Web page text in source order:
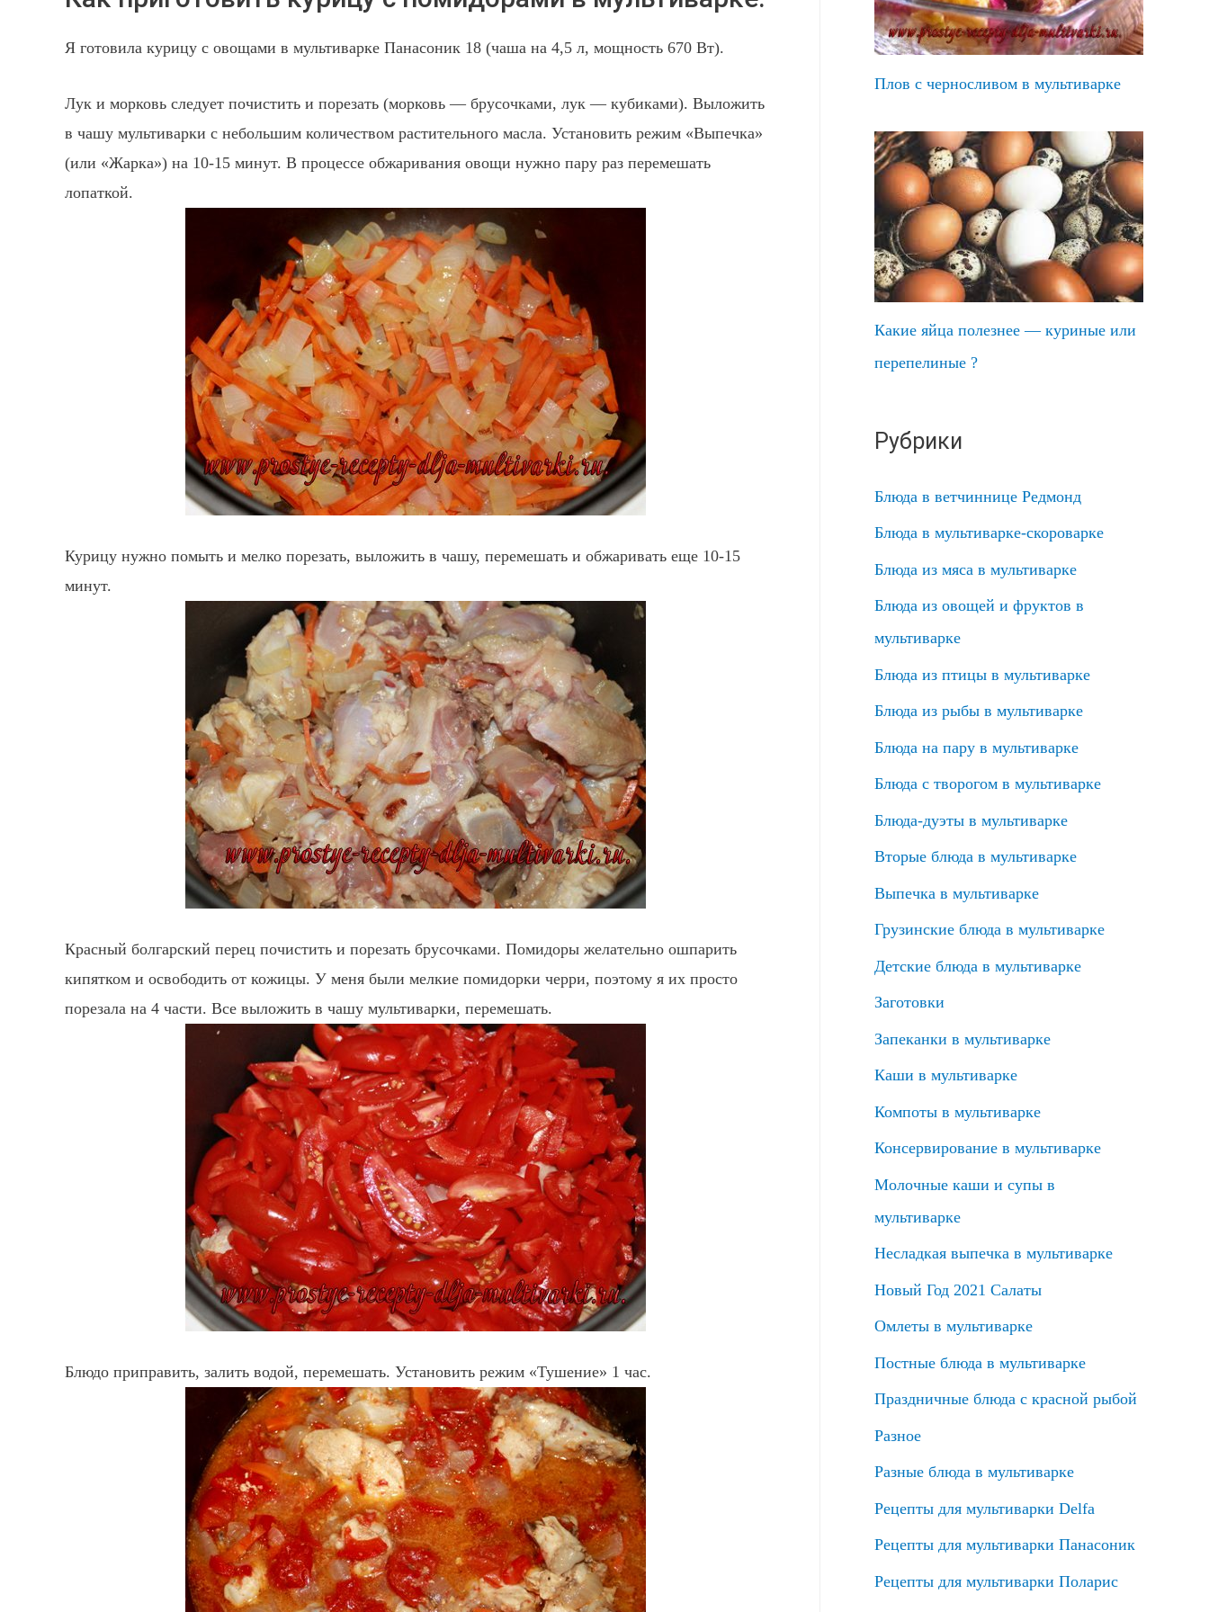
Я готовила курицу с овощами в мультиварке Панасоник 18 (чаша на 4,5 л, мощность 670 Вт).
Лук и морковь следует почистить и порезать (морковь — брусочками, лук — кубиками). Выложить
в чашу мультиварки с небольшим количеством растительного масла. Установить режим «Выпечка»
(или «Жарка») на 10-15 минут. В процессе обжаривания овощи нужно пару раз перемешать
лопаткой.
Курицу нужно помыть и мелко порезать, выложить в чашу, перемешать и обжаривать еще 10-15
минут.
Красный болгарский перец почистить и порезать брусочками. Помидоры желательно ошпарить
кипятком и освободить от кожицы. У меня были мелкие помидорки черри, поэтому я их просто
порезала на 4 части. Все выложить в чашу мультиварки, перемешать.
Блюдо приправить, залить водой, перемешать. Установить режим «Тушение» 1 час.
Плов с черносливом в мультиварке
Какие яйца полезнее — куриные или
перепелиные ?
Рубрики
Блюда в ветчиннице Редмонд
Блюда в мультиварке-скороварке
Блюда из мяса в мультиварке
Блюда из овощей и фруктов в
мультиварке
Блюда из птицы в мультиварке
Блюда из рыбы в мультиварке
Блюда на пару в мультиварке
Блюда с творогом в мультиварке
Блюда-дуэты в мультиварке
Вторые блюда в мультиварке
Выпечка в мультиварке
Грузинские блюда в мультиварке
Детские блюда в мультиварке
Заготовки
Запеканки в мультиварке
Каши в мультиварке
Компоты в мультиварке
Консервирование в мультиварке
Молочные каши и супы в
мультиварке
Несладкая выпечка в мультиварке
Новый Год 2021 Салаты
Омлеты в мультиварке
Постные блюда в мультиварке
Праздничные блюда с красной рыбой
Разное
Разные блюда в мультиварке
Рецепты для мультиварки Delfa
Рецепты для мультиварки Панасоник
Рецепты для мультиварки Поларис